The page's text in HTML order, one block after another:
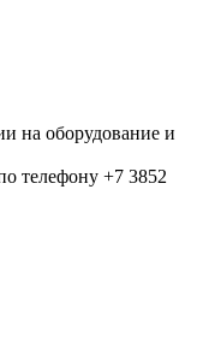
на оборудование и
телефону +7 3852